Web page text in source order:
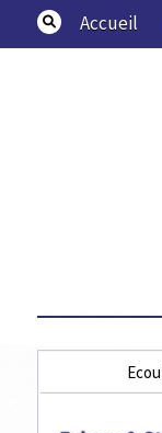
content
Accueil